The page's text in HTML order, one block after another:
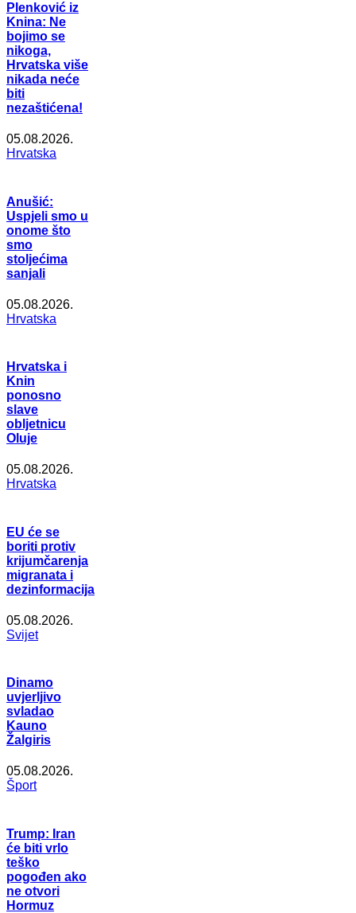
Plenković iz
Knina: Ne
bojimo se
nikoga,
Hrvatska više
nikada neće
biti
nezaštićena!
05.08.2026.
Hrvatska
Anušić:
Uspjeli smo u
onome što
smo
stoljećima
sanjali
05.08.2026.
Hrvatska
Hrvatska i
Knin
ponosno
slave
obljetnicu
Oluje
05.08.2026.
Hrvatska
EU će se
boriti protiv
krijumčarenja
migranata i
dezinformacija
05.08.2026.
Svijet
Dinamo
uvjerljivo
svladao
Kauno
Žalgiris
05.08.2026.
Šport
Trump: Iran
će biti vrlo
teško
pogođen ako
ne otvori
Hormuz